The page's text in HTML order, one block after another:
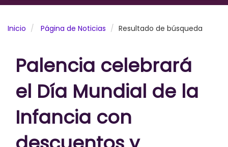
El Ayuntamiento
Noticias
Areas municipales
Tramita
Inicio Página de Noticias Resultado de búsqueda
Palencia celebrará
el Día Mundial de la
Infancia con